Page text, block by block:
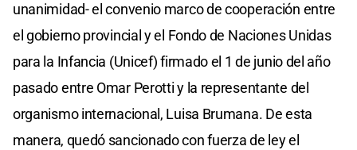
unanimidad- el convenio marco de cooperación entre
el gobierno provincial y el Fondo de Naciones Unidas
para la Infancia (Unicef) firmado el 1 de junio del año
pasado entre Omar Perotti y la representante del
organismo internacional, Luisa Brumana. De esta
manera, quedó sancionado con fuerza de ley el